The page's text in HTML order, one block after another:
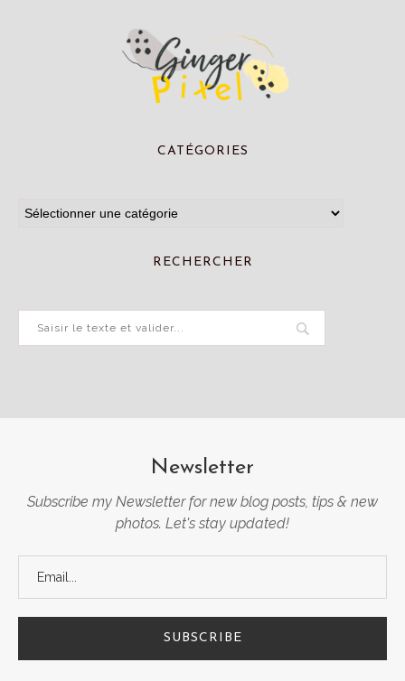
CATÉGORIES
RECHERCHER
Newsletter
Subscribe my Newsletter for new blog posts, tips & new
photos. Let's stay updated!